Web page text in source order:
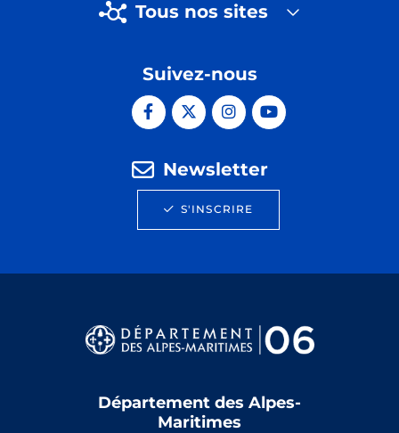
Tous nos sites
Suivez-nous
Newsletter
S'INSCRIRE
Département des Alpes-
Maritimes